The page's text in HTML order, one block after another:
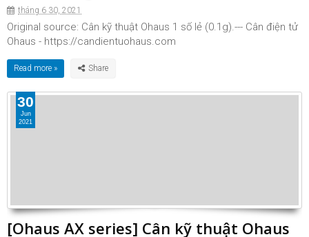
tháng 6 30, 2021
Original source: Cân kỹ thuật Ohaus 1 số lẻ (0.1g).--- Cân điện tử
Ohaus - https://candientuohaus.com
Read more »
[Ohaus AX series] Cân kỹ thuật Ohaus
30
Jun
2021